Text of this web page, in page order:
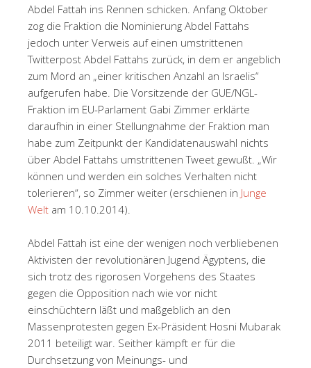
Abdel Fattah ins Rennen schicken. Anfang Oktober
zog die Fraktion die Nominierung Abdel Fattahs
jedoch unter Verweis auf einen umstrittenen
Twitterpost Abdel Fattahs zurück, in dem er angeblich
zum Mord an „einer kritischen Anzahl an Israelis“
aufgerufen habe. Die Vorsitzende der GUE/NGL-
Fraktion im EU-Parlament Gabi Zimmer erklärte
daraufhin in einer Stellungnahme der Fraktion man
habe zum Zeitpunkt der Kandidatenauswahl nichts
über Abdel Fattahs umstrittenen Tweet gewußt. „Wir
können und werden ein solches Verhalten nicht
tolerieren“, so Zimmer weiter (erschienen in Junge
Welt am 10.10.2014).
Abdel Fattah ist eine der wenigen noch verbliebenen
Aktivisten der revolutionären Jugend Ägyptens, die
sich trotz des rigorosen Vorgehens des Staates
gegen die Opposition nach wie vor nicht
einschüchtern läßt und maßgeblich an den
Massenprotesten gegen Ex-Präsident Hosni Mubarak
2011 beteiligt war. Seither kämpft er für die
Durchsetzung von Meinungs- und